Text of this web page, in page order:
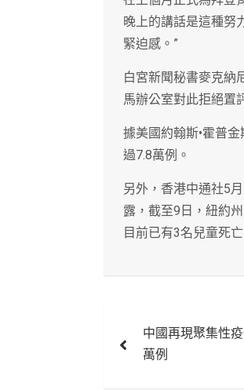
晚上的講話是這種努
緊迫感。”
白宮新聞秘書麥克納
馬辦公室對此拒絕置
據美國約翰斯•霍普
過7.8萬例。
另外，香港中通社5
露，截至9日，紐約
目前已有3名兒童死亡
章
中國再現聚集性
萬例